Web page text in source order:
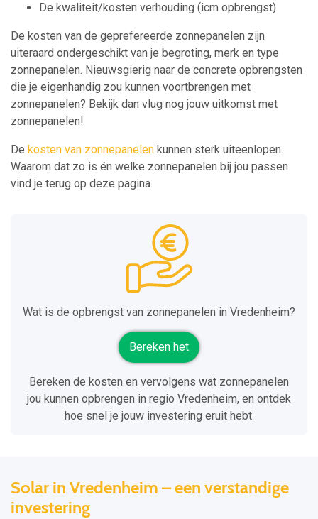
De kwaliteit/kosten verhouding (icm opbrengst)
De kosten van de geprefereerde zonnepanelen zijn
uiteraard ondergeschikt van je begroting, merk en type
zonnepanelen. Nieuwsgierig naar de concrete opbrengsten
die je eigenhandig zou kunnen voortbrengen met
zonnepanelen? Bekijk dan vlug nog jouw uitkomst met
zonnepanelen!
De kosten van zonnepanelen kunnen sterk uiteenlopen.
Waarom dat zo is én welke zonnepanelen bij jou passen
vind je terug op deze pagina.
Wat is de opbrengst van zonnepanelen in Vredenheim?
Bereken het
Bereken de kosten en vervolgens wat zonnepanelen
jou kunnen opbrengen in regio Vredenheim, en ontdek
hoe snel je jouw investering eruit hebt.
Solar in Vredenheim – een verstandige
investering